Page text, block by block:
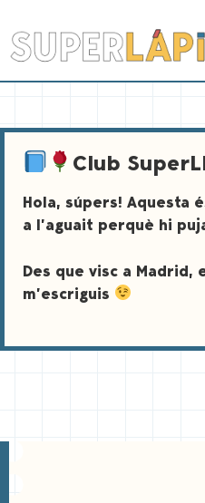
Club
Hola, súpers! Aquesta
a l’aguait perquè hi
Des que visc a
m’escriguis